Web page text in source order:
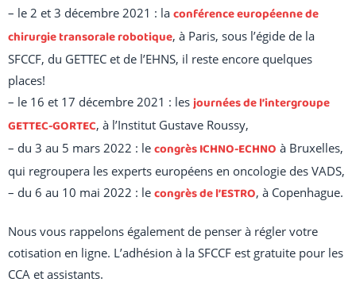
– le 2 et 3 décembre 2021 : la conférence européenne de
chirurgie transorale robotique, à Paris, sous l’égide de la
SFCCF, du GETTEC et de l’EHNS, il reste encore quelques
places!
– le 16 et 17 décembre 2021 : les journées de l’intergroupe
GETTEC-GORTEC, à l’Institut Gustave Roussy,
– du 3 au 5 mars 2022 : le congrès ICHNO-ECHNO à Bruxelles,
qui regroupera les experts européens en oncologie des VADS,
– du 6 au 10 mai 2022 : le congrès de l’ESTRO, à Copenhague.
Nous vous rappelons également de penser à régler votre
cotisation en ligne. L’adhésion à la SFCCF est gratuite pour les
CCA et assistants.